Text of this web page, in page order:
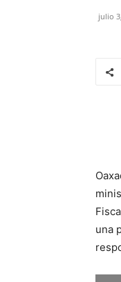
julio
una